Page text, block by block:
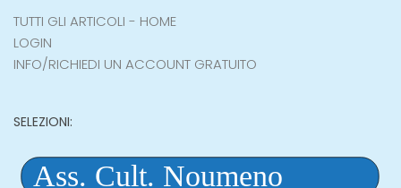
TUTTI GLI ARTICOLI - HOME
LOGIN
INFO/RICHIEDI UN ACCOUNT GRATUITO
SELEZIONI: